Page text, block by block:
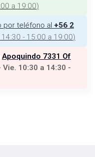
a 19:00)
por teléfono al +56 2
- 15:00 a 19:00)
Apoquindo 7331 Of
Vie. 10:30 a 14:30 -